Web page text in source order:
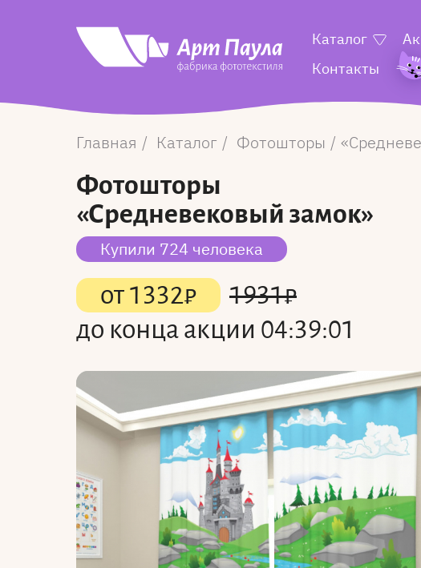
Каталог
Контакты
Главная Каталог Фотошторы
Фотошторы
«Средневековый замок»
Купили 724 человека
от1332₽ 1931₽
до конца акции 04:39:01